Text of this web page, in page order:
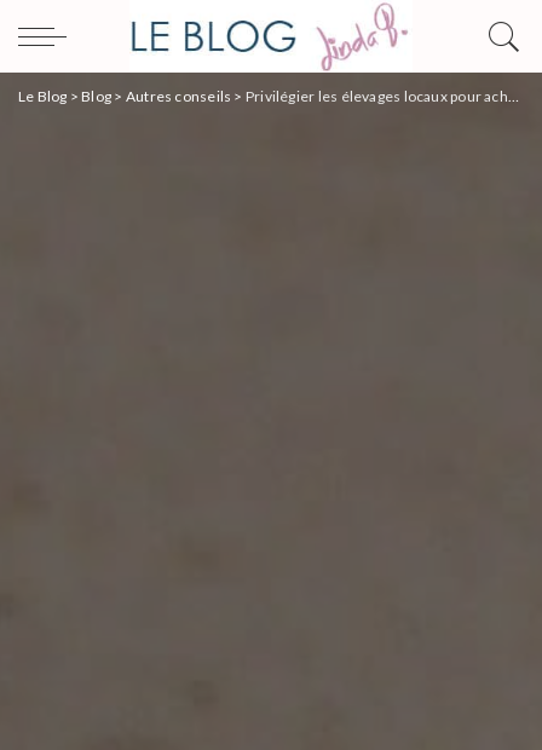
Le Blog >Blog > Autres conseils > Privilégier les élevages locaux pour acheter une pintade